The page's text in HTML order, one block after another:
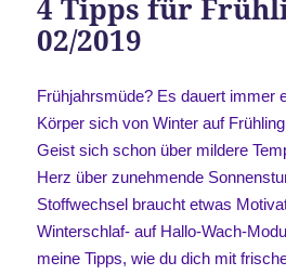
4 Tipps für
02/2019
Frühjahrsmüde? Es dauert immer
Körper sich von Winter auf
Geist sich schon über mildere
Herz über zunehmende
Stoffwechsel braucht etwas
Winterschlaf- auf Hallo-Wach-
meine Tipps, wie du dich mit